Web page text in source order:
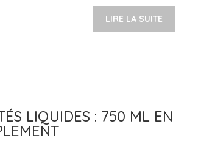
LIRE LA SUITE
LIQUIDES : 750 ML EN